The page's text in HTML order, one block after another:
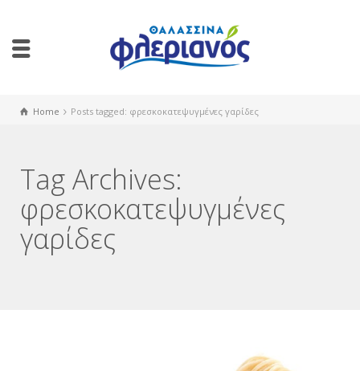
Home Posts tagged: φρεσκοκατεψυγμένες γαρίδες
Tag Archives:
φρεσκοκατεψυγμένες
γαρίδες